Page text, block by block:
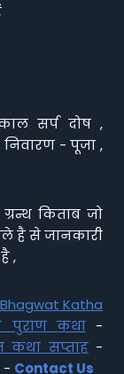
सर्प दोष ,
निवारण - पूजा ,
किताब जो
है से जानकारी
,
Katha
पुराण कथा-
कथा सप्ताह-
- Contact Us